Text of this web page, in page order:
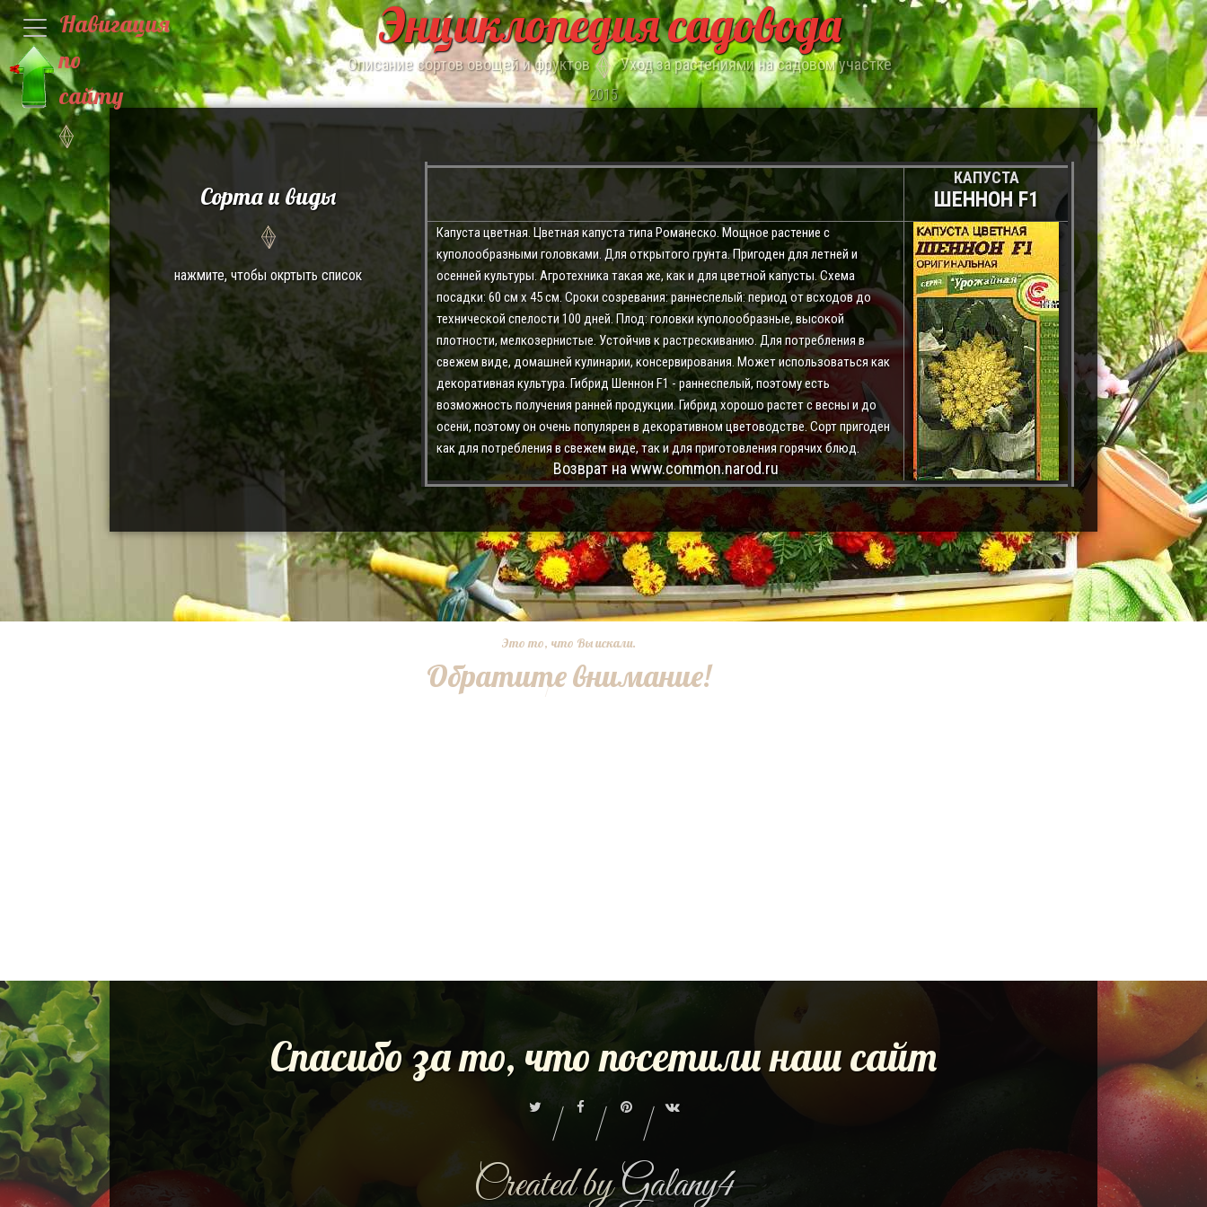
Навигация
по
сайту
Энциклопедия садовода
Описание сортов овощей и фруктов Уход за растениями на садовом участке
2015
Сорта и виды
нажмите, чтобы окртыть список
КАПУСТА
ШЕННОН F1
Капуста цветная. Цветная капуста типа Романеско. Мощное растение с
куполообразными головками. Для открытого грунта. Пригоден для летней и
осенней культуры. Агротехника такая же, как и для цветной капусты. Схема
посадки: 60 см х 45 см. Сроки созревания: раннеспелый: период от всходов до
технической спелости 100 дней. Плод: головки куполообразные, высокой
плотности, мелкозернистые. Устойчив к растрескиванию. Для потребления в
свежем виде, домашней кулинарии, консервирования. Может использоваться как
декоративная культура. Гибрид Шеннон F1 - раннеспелый, поэтому есть
возможность получения ранней продукции. Гибрид хорошо растет с весны и до
осени, поэтому он очень популярен в декоративном цветоводстве. Сорт пригоден
как для потребления в свежем виде, так и для приготовления горячих блюд.
Возврат на www.common.narod.ru
Это то, что Вы искали.
Обратите внимание!
Спасибо за то, что посетили наш сайт
Created byGalany4